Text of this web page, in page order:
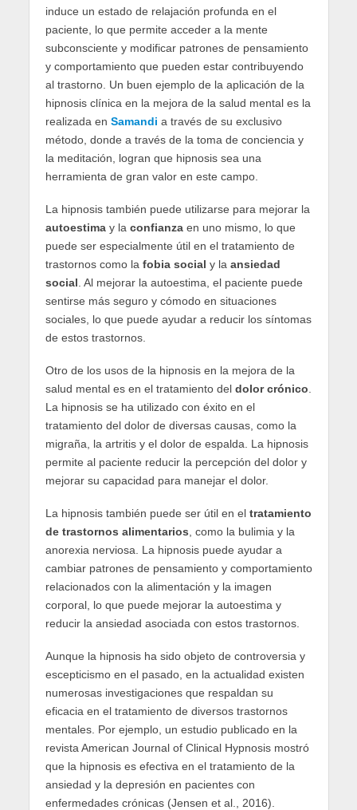
induce un estado de relajación profunda en el
paciente, lo que permite acceder a la mente
subconsciente y modificar patrones de pensamiento
y comportamiento que pueden estar contribuyendo
al trastorno. Un buen ejemplo de la aplicación de la
hipnosis clínica en la mejora de la salud mental es la
realizada en Samandi a través de su exclusivo
método, donde a través de la toma de conciencia y
la meditación, logran que hipnosis sea una
herramienta de gran valor en este campo.
La hipnosis también puede utilizarse para mejorar la
autoestimay la confianzaen uno mismo, lo que
puede ser especialmente útil en el tratamiento de
trastornos como la fobia social y la ansiedad
social . Al mejorar la autoestima, el paciente puede
sentirse más seguro y cómodo en situaciones
sociales, lo que puede ayudar a reducir los síntomas
de estos trastornos.
Otro de los usos de la hipnosis en la mejora de la
salud mental es en el tratamiento del dolor crónico
La hipnosis se ha utilizado con éxito en el
tratamiento del dolor de diversas causas, como la
migraña, la artritis y el dolor de espalda. La hipnosis
permite al paciente reducir la percepción del dolor y
mejorar su capacidad para manejar el dolor.
La hipnosis también puede ser útil en el tratamiento
de trastornos alimentarios , como la bulimia y la
anorexia nerviosa. La hipnosis puede ayudar a
cambiar patrones de pensamiento y comportamiento
relacionados con la alimentación y la imagen
corporal, lo que puede mejorar la autoestima y
reducir la ansiedad asociada con estos trastornos.
Aunque la hipnosis ha sido objeto de controversia y
escepticismo en el pasado, en la actualidad existen
numerosas investigaciones que respaldan su
eficacia en el tratamiento de diversos trastornos
mentales. Por ejemplo, un estudio publicado en la
revista American Journal of Clinical Hypnosis mostró
que la hipnosis es efectiva en el tratamiento de la
ansiedad y la depresión en pacientes con
enfermedades crónicas (Jensen et al., 2016).